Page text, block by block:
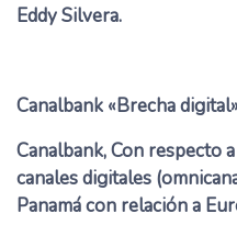
Eddy Silvera.
Canalbank «Brecha digital»
Canalbank, Con respecto
canales digitales
Panamá con relación a